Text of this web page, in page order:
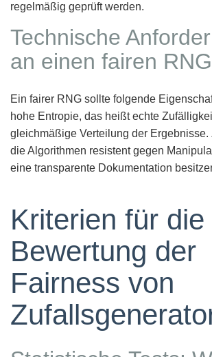
regelmäßig geprüft werden.
Technische
an einen fairen RNG
Ein fairer RNG sollte folgende
hohe Entropie, das heißt echte
gleichmäßige Verteilung der Ergebnisse.
die Algorithmen resistent gegen
eine transparente Dokumentation
Kriterien für die
Bewertung der
Fairness von